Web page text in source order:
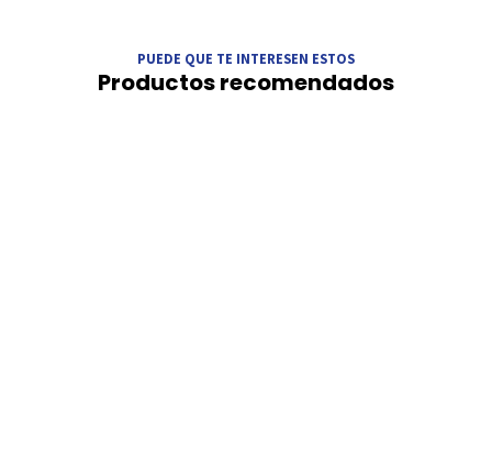
PUEDE QUE TE INTERESEN ESTOS
Productos recomendados